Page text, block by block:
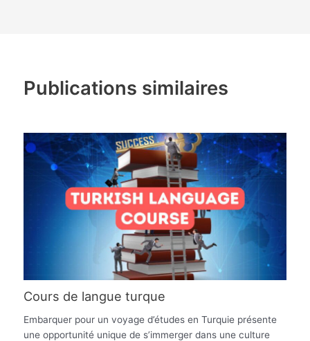
Publications similaires
Cours de langue turque
Embarquer pour un voyage d’études en Turquie présente
une opportunité unique de s’immerger dans une culture